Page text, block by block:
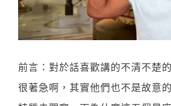
前言：對於話喜歡講的不清不楚
很著急啊，其實他們也不是故意